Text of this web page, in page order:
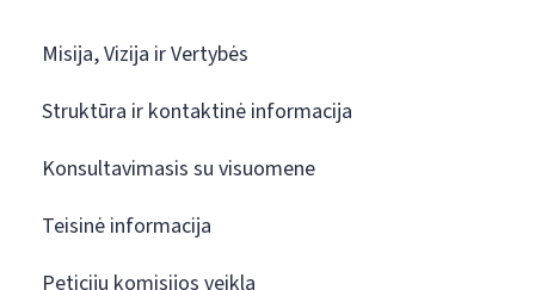
Misija, Vizija ir Vertybės
Struktūra ir kontaktinė informacija
Konsultavimasis su visuomene
Teisinė informacija
Peticijų komisijos veikla